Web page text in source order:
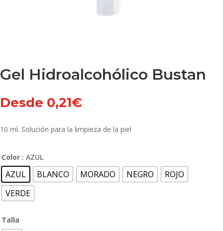
Gel Hidroalcohólico Bustan
Desde 0,21€
10 ml. Solución para la limpieza de la piel
Color : AZUL
AZUL BLANCO MORADO NEGRO
ROJO
VERDE
Talla